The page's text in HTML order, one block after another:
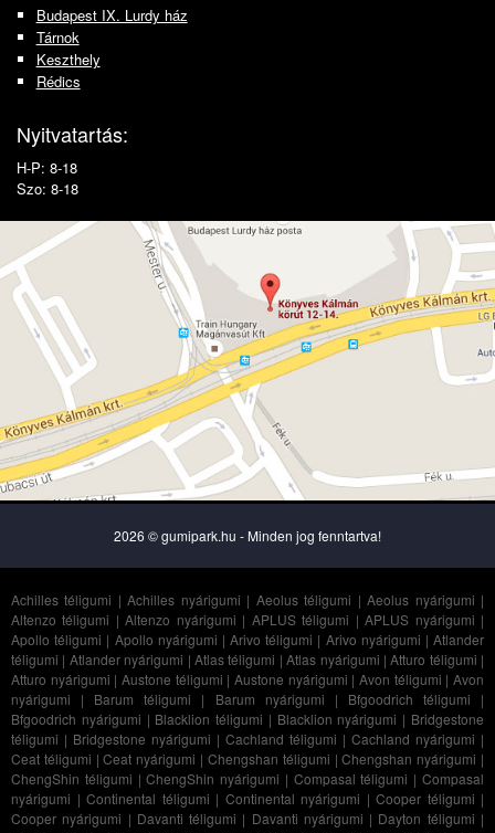
Budapest IX. Lurdy ház
Tárnok
Keszthely
Rédics
Nyitvatartás:
H-P: 8-18
Szo: 8-18
2026 © gumipark.hu - Minden jog fenntartva!
Achilles téligumi |Achilles nyárigumi | Aeolus téligumi |Aeolus nyárigumi |
Altenzo téligumi |Altenzo nyárigumi | APLUS téligumi |APLUS nyárigumi |
Apollo téligumi | Apollo nyárigumi |Arivo téligumi | Arivo nyárigumi |Atlander
téligumi | Atlander nyárigumi | Atlas téligumi |Atlas nyárigumi |Atturo téligumi |
Atturo nyárigumi |Austone téligumi |Austone nyárigumi |Avon téligumi |Avon
nyárigumi | Barum téligumi | Barum nyárigumi | Bfgoodrich téligumi |
Bfgoodrich nyárigumi | Blacklion téligumi | Blacklion nyárigumi | Bridgestone
téligumi | Bridgestone nyárigumi | Cachland téligumi | Cachland nyárigumi |
Ceat téligumi |Ceat nyárigumi | Chengshan téligumi |Chengshan nyárigumi |
ChengShin téligumi |ChengShin nyárigumi | Compasal téligumi |Compasal
nyárigumi | Continental téligumi | Continental nyárigumi | Cooper téligumi |
Cooper nyárigumi | Davanti téligumi | Davanti nyárigumi | Dayton téligumi |